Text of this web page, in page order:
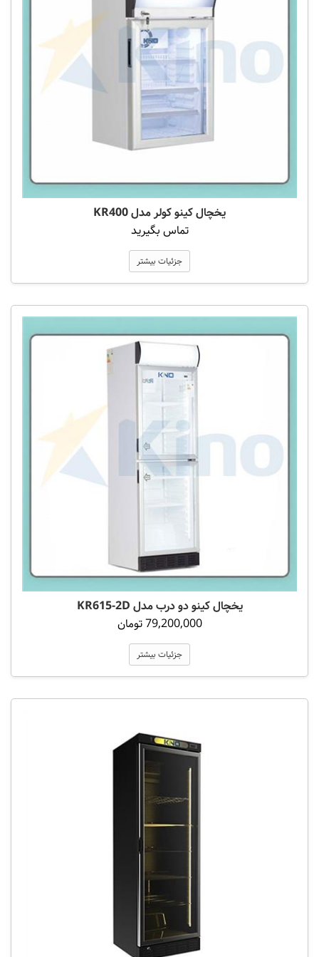
یخچال کینو کولر مدل KR400
تماس بگیرید
جزئیات بیشتر
یخچال کینو دو درب مدل KR615-2D
79,200,000 تومان
جزئیات بیشتر